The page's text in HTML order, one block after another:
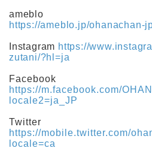
ameblo
https://ameblo.jp/ohanachan-
Instagram https://
zutani/?hl=ja
Facebook
https://m.facebook.com/
locale2=ja_JP
Twitter
https://mobile.twitter.com/
locale=ca